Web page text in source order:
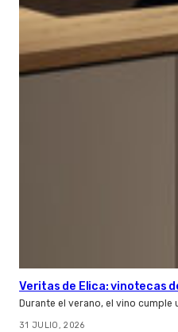
Veritas de Elica: vinotecas
Durante el verano, el vino
31 JULIO, 2026